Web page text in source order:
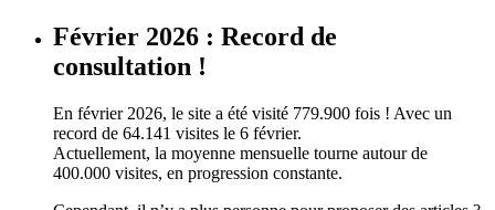
Février 2026 : Record de
consultation !
En février 2026, le site a été visité 779.900 fois ! Avec un
record de 64.141 visites le 6 février.
Actuellement, la moyenne mensuelle tourne autour de
400.000 visites, en progression constante.